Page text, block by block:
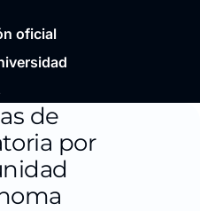
oficial
de
por